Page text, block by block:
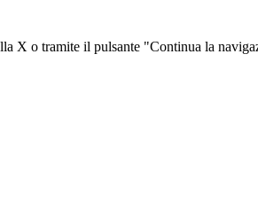
X o tramite il pulsante "Continua la